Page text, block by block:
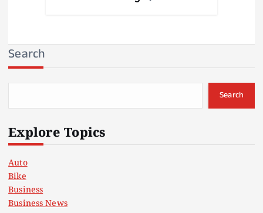
Search
Search
Explore Topics
Auto
Bike
Business
Business News